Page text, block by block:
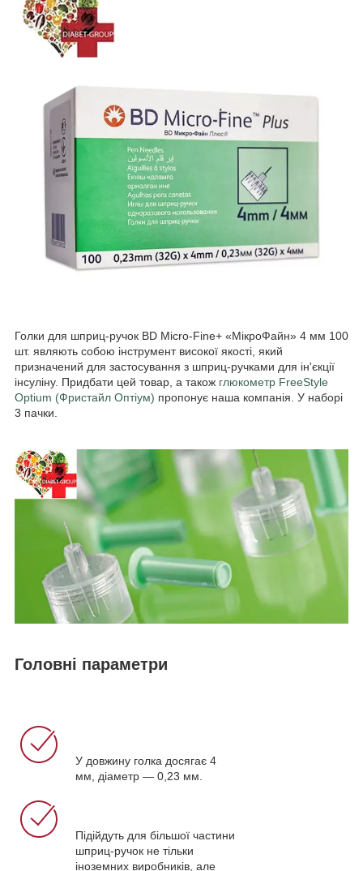
Голки для шприц-ручок BD Micro-Fine+ «МікроФайн» 4 мм 100
шт. являють собою інструмент високої якості, який
призначений для застосування з шприц-ручками для ін'єкції
інсуліну. Придбати цей товар, а також глюкометр FreeStyle
Optium (Фристайл Оптіум) пропонує наша компанія. У наборі
3 пачки.
Головні параметри
У довжину голка досягає 4
мм, діаметр — 0,23 мм.
Підійдуть для більшої частини
шприц-ручок не тільки
іноземних виробників, але